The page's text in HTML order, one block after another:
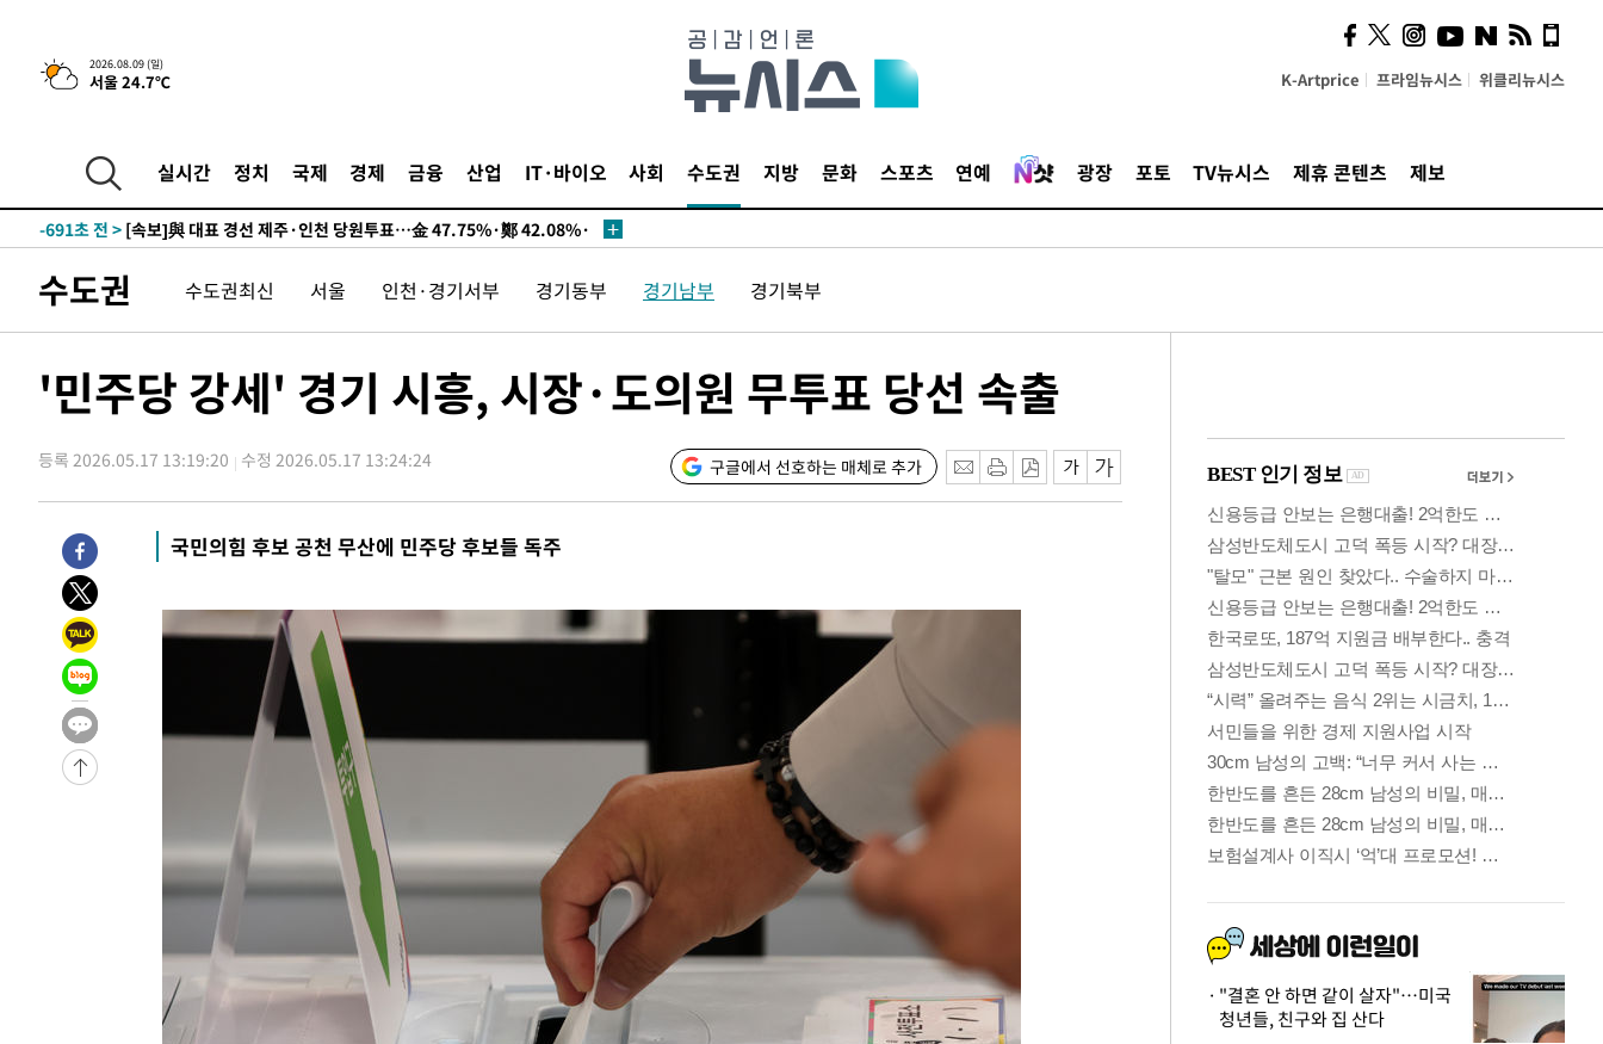
2026.08.09 (일)
서울 24.7℃ K-Artprice 프라임뉴시스 위클리뉴시스
실시간 정치 국제 경제 금융 산업 IT·바이오 사회 수도권 지방 문화 스포츠 연예 광장 포토 TV뉴시스 제휴 콘텐츠 제보
13시간 전 > [속보]뉴욕증시 상승 마감…S&P 0.6% 나스닥 1.3%↑
-1456초 전 >
[속보]與최고위원 제주·인천 순회경선…박선원·최민희·서미화·한
민수·김용 순
-1409초 전 >
래 44.56%
-691초 전 > [속보]與 대표 경선 제주·인천 당원투표…金 47.75%·鄭 42.08%·
-160초 전 >[속보]與 당대표 경선, 제주·인천 권리당원 투표 김민석 승리
1시간 전 >낮 최고 35도 '무더위'…동해안 시간당 30㎜ '강한 비'[내일날씨]
티코 이적"
1시간 전 >수도권 40도 육박 '펄펄'…동해안 일부 지역엔 호의주의보
3시간 전 >강릉에 시간당 81.4㎜ 물폭탄…도로 잠기고 담벼락 붕괴
4시간 전 >백운산서 80년근 천종산삼 9뿌리 발견…감정가 1.3억원
5시간 전 >
선재도서 해루질 나섰다 실종 60대, 닷새 만에 숨진 채 발견
6시간 전 >
남자 농구, 나고야 아시안게임서 '홈팀' 일본과 한일전
6시간 전 >
7시간 전 >
극한폭염 한풀 꺾이지만…'낮 최고 35도' 무더위, 열대야 계속[다음주
날씨]
8시간 전 >
축구협회 "압수수색·성접대 논란 사과…쇄신의 기회로 삼겠다"
8시간 전 >
[속보]'압수수색·성접대 논란' 축구협회 "실망과 걱정 안겨드려 죄송"
11시간 전 >
'최고 37도' 폭염 지속…강원동해안 최대 150㎜ 비
13시간 전 >
[속보]뉴욕증시 상승 마감…S&P 0.6% 나스닥 1.3%↑
이란 "호르무즈 재개방 합의 근접…美 배상 선행돼야"
[속보]與최고위원 제주·인천 순회경선…박선원·최민희·서미화·한
[속보]김민석, 與 전대 당원투표 누적 득표율 45.42%로 1위… 정청
[속보]與 대표 경선 제주·인천 당원투표…金 47.75%·鄭 42.08%·
이강인 "아틀레티코 이적 기뻐…등번호 7번 의미보단 팀 위해 뛸 것"
[속보]與 당대표 경선, 제주·인천 권리당원 투표 김민석 승리
낮 최고 35도 '무더위'…동해안 시간당 30㎜ '강한 비'[내일날씨]
[속보]이강인 "감독님이 원하는 마음 느꼈고, 많은 트로피 원해 아틀레
수도권 수도권최신 서울 인천·경기서부 경기동부 경기남부 경기북부
'민주당 강세' 경기 시흥, 시장·도의원 무투표 당선 속출
등록 2026.05.17 13:19:20 수정 2026.05.17 13:24:24 구글에서 선호하는 매체로 추가
국민의힘 후보 공천 무산에 민주당 후보들 독주
사이 해답 찾았죠"…알을
깨고 나온 '초자아'
"결혼 안 하면 같이 살자"…미국
청년들, 친구와 집 산다